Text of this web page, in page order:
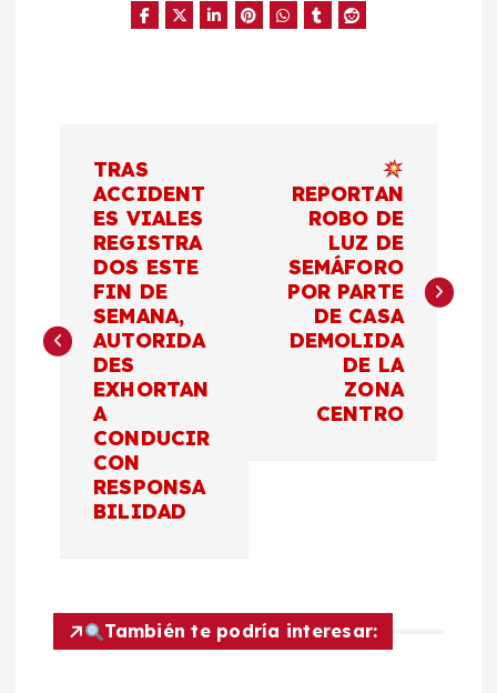
e
g
n
TRAS
ACCIDENT
ES VIALES
REGISTRA
DOS ESTE
FIN DE
SEMANA,
AUTORIDA
DES
EXHORTAN
A
CONDUCIR
CON
RESPONSA
BILIDAD
REPORTAN
ROBO DE
LUZ DE
SEMÁFORO
POR PARTE
DE CASA
DEMOLIDA
DE LA
ZONA
CENTRO
También te podría interesar: